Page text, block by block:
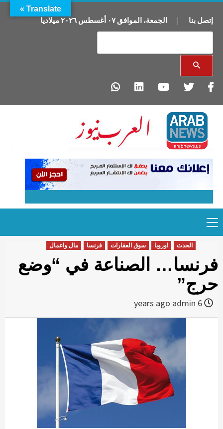
إتصل بنا | الجمعة، الموافق٠٧ أغسطس ٢٠٢٦ميلاديا
to
content
Menu
الحدث اوروبا سوق العقارات فرنسا مال واعمال
فرنسا… الصناعة في “وضع
حرج”
admin
Translate »